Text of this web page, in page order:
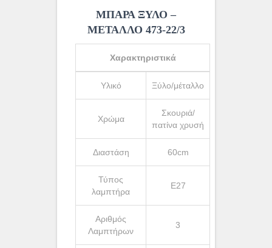
ΜΠΑΡΑ ΞΥΛΟ –
ΜΕΤΑΛΛΟ 473-22/3
Χαρακτηριστικά
Υλικό Ξύλο/μέταλλο
Χρώμα
Σκουριά/
πατίνα χρυσή
Διαστάση 60cm
Τύπος
λαμπτήρα
Ε27
Αριθμός
Λαμπτήρων
3